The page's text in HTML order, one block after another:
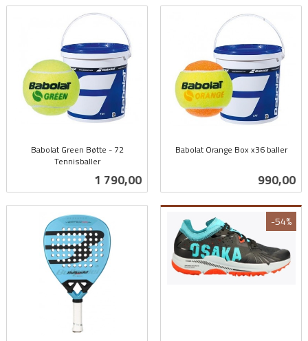
Babolat Green Bøtte - 72
Tennisballer
Pris
1 790,00
Babolat Orange Box x36 baller
Pris
990,00
-54%